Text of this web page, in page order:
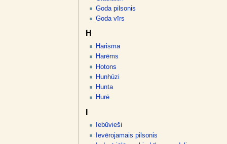
Goda pilsonis
Goda vīrs
H
Harisma
Harēms
Hotons
Hunhūzi
Hunta
Hurē
I
Iebūvieši
Ievērojamais pilsonis